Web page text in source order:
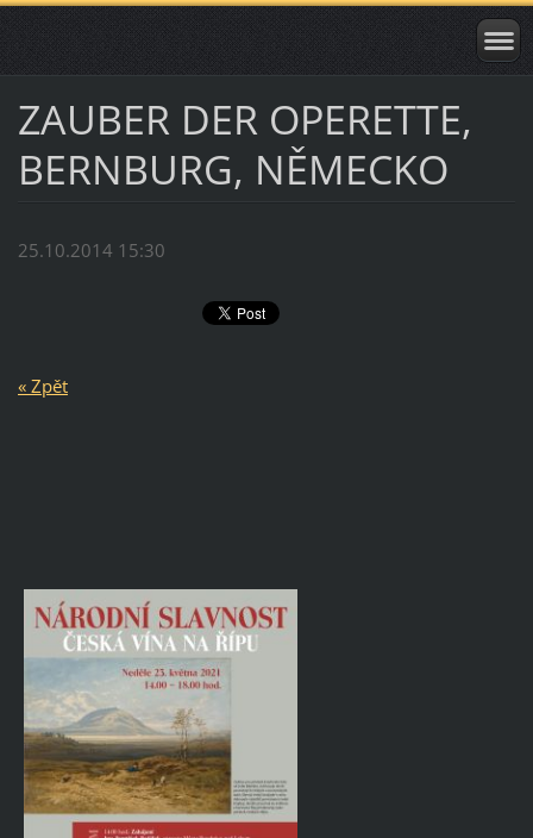
ZAUBER DER OPERETTE,
BERNBURG, NĚMECKO
25.10.2014 15:30
« Zpět